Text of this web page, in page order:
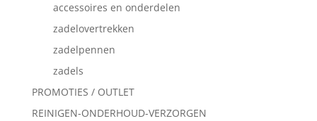
accessoires en onderdelen
zadelovertrekken
zadelpennen
zadels
PROMOTIES / OUTLET
REINIGEN-ONDERHOUD-VERZORGEN